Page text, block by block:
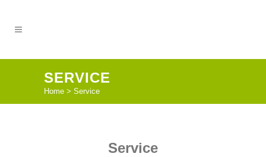
SERVICE
Home > Service
Service